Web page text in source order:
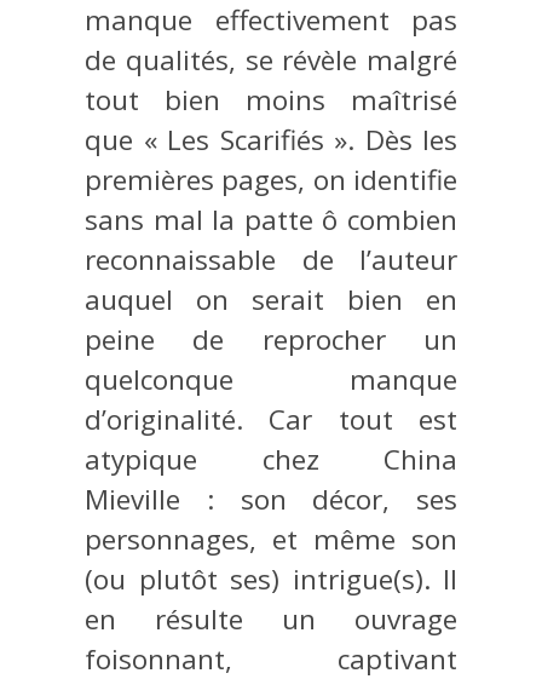
manque effectivement pas
de qualités, se révèle malgré
tout bien moins maîtrisé
que « Les Scarifiés ». Dès les
premières pages, on identifie
sans mal la patte ô combien
reconnaissable de l’auteur
auquel on serait bien en
peine de reprocher un
quelconque manque
d’originalité. Car tout est
atypique chez China
Mieville : son décor, ses
personnages, et même son
(ou plutôt ses) intrigue(s). Il
en résulte un ouvrage
foisonnant, captivant